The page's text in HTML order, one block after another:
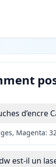
d’encre
Magenta:
est-il un